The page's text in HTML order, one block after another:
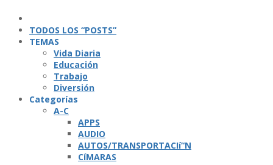
TODOS LOS “POSTS”
TEMAS
Vida Diaria
Educación
Trabajo
Diversión
Categorí­as
A-C
APPS
AUDIO
AUTOS/TRANSPORTACIí“N
CíMARAS